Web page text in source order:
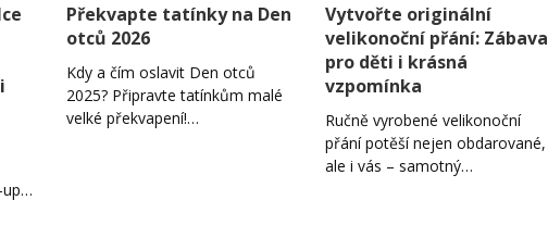
up…
Překvapte tatínky na Den
otců 2026
Kdy a čím oslavit Den otců
2025? Připravte tatínkům malé
velké překvapení!…
Vytvořte originální
velikonoční přání: Zábava
pro děti i krásná
vzpomínka
Ručně vyrobené velikonoční
přání potěší nejen obdarované,
ale i vás – samotný…